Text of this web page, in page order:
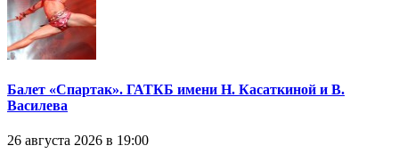
Балет «Спартак». ГАТКБ имени Н. Касаткиной и В.
Василева
26 августа 2026 в 19:00